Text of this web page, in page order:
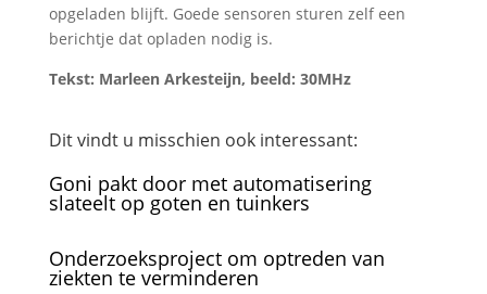
opgeladen blijft. Goede sensoren sturen zelf een
berichtje dat opladen nodig is.
Tekst: Marleen Arkesteijn, beeld: 30MHz
Dit vindt u misschien ook interessant:
Goni pakt door met automatisering
slateelt op goten en tuinkers
Onderzoeksproject om optreden van
ziekten te verminderen